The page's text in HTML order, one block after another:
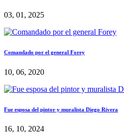
03, 01, 2025
Comandado por el general Forey
10, 06, 2020
Fue esposa del pintor y muralista Diego Rivera
16, 10, 2024